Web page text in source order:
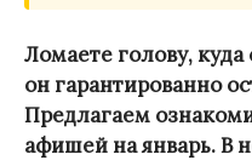
Ломаете голову,
он гарантированно
Предлагаем
афишей на январь. В